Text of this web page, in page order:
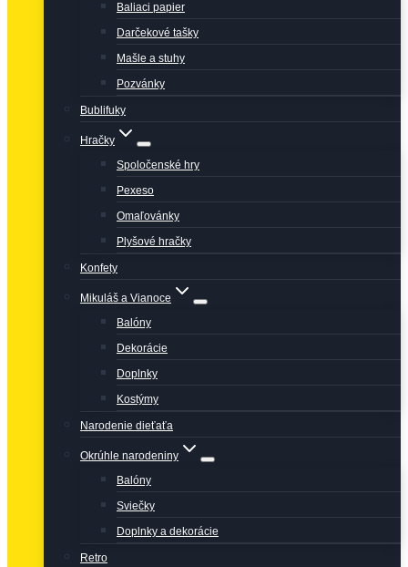
Baliaci papier
Darčekové tašky
Mašle a stuhy
Pozvánky
Bublifuky
Hračky
Spoločenské hry
Pexeso
Omaľovánky
Plyšové hračky
Konfety
Mikuláš a Vianoce
Balóny
Dekorácie
Doplnky
Kostýmy
Narodenie dieťaťa
Okrúhle narodeniny
Balóny
Sviečky
Doplnky a dekorácie
Retro